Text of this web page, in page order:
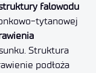
falowodu
tytanowej
Struktura
podłoża